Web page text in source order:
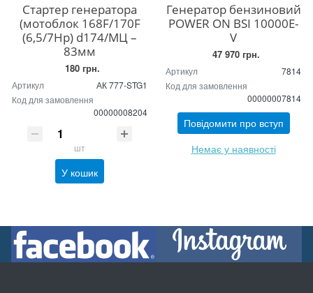
Стартер генератора
(мотоблок 168F/170F
(6,5/7Hp) d174/МЦ –
83мм
180 грн.
Артикул
АК 777-STG1
Код для замовлення
00000008204
шт
У кошик
Генератор бензиновий
POWER ON BSI 10000E-
V
47 970 грн.
Артикул
7814
Код для замовлення
00000007814
Повідомити про вступ
Немає у наявності